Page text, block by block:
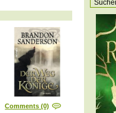
Comments (0)